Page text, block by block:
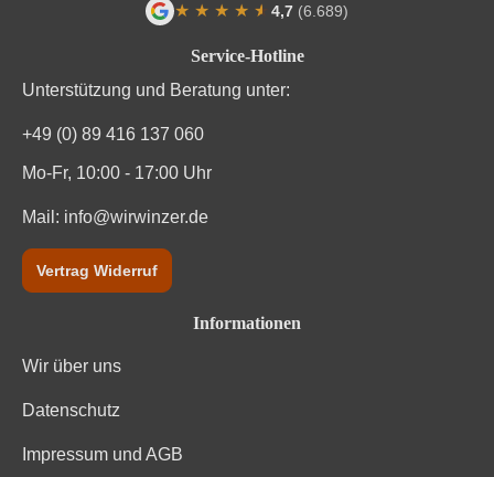
Service-Hotline
Unterstützung und Beratung unter:
+49 (0) 89 416 137 060
Mo-Fr, 10:00 - 17:00 Uhr
Mail: info@wirwinzer.de
Vertrag Widerruf
Informationen
Wir über uns
Datenschutz
Impressum und AGB
★ ★ ★ ★ ★
★ 4,7 (6.689)